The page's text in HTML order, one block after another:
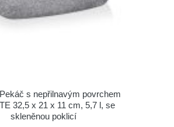
s nepřilnavým povrchem
32,5 x 21 x 11 cm, 5,7 l, se
skleněnou poklicí